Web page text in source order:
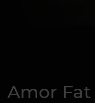
Amor Fat